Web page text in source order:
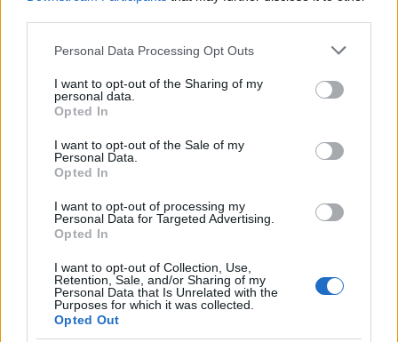
Please note that this website/app uses one or more Google
not limited to your visit or usage behaviour. You may click to
grant or deny consent to Google and its third-party tags to
use your data for below specified purposes in below Google
consent section.
Personal Data Processing Opt Outs
I want to opt-out of the Sharing of my
personal data.
Opted In
I want to opt-out of the Sale of my
Personal Data.
Opted In
I want to opt-out of processing my
Personal Data for Targeted Advertising.
Opted In
I want to opt-out of Collection, Use,
Retention, Sale, and/or Sharing of my
Personal Data that Is Unrelated with the
Purposes for which it was collected.
Opted Out
Két hét telt el azóta, hogy a kiadtaHurt
People Hurt People
dal tőlük. ASticks and Stonescímű dal egy dallamos
energiabomba a 16 év után visszatérő nu metal
ikonoktól. Új lemezről még mindig nincs hír, de ez
szerintünk már csak idő kérdése.
TESTAMENT - Shadow People